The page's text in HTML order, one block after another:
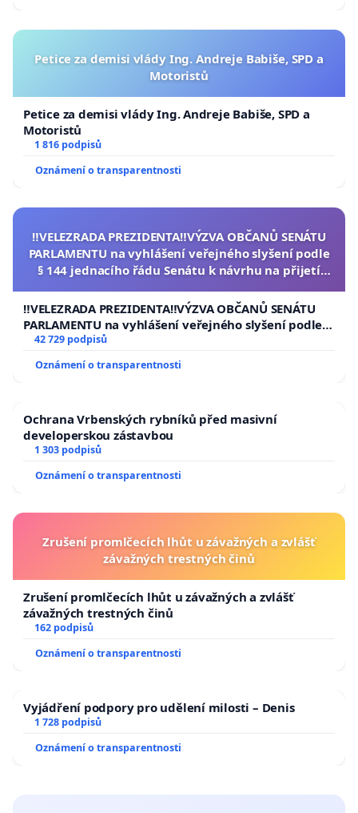
Petice za demisi vlády Ing. Andreje Babiše, SPD a
Motoristů
Petice za demisi vlády Ing. Andreje Babiše, SPD a
Motoristů
1 816 podpisů
Oznámení o transparentnosti
‼️VELEZRADA PREZIDENTA‼️VÝZVA OBČANŮ SENÁTU
PARLAMENTU na vyhlášení veřejného slyšení podle
§ 144 jednacího řádu Senátu k návrhu na přijetí
republiky
‼️VELEZRADA PREZIDENTA‼️VÝZVA OBČANŮ SENÁTU
PARLAMENTU na vyhlášení veřejného slyšení podle §
144 jednacího řádu Senátu k návrhu na přijetí
republiky
42 729 podpisů
Oznámení o transparentnosti
Ochrana Vrbenských rybníků před masivní
developerskou zástavbou
1 303 podpisů
Oznámení o transparentnosti
Zrušení promlčecích lhůt u závažných a zvlášť
závažných trestných činů
Zrušení promlčecích lhůt u závažných a zvlášť
závažných trestných činů
162 podpisů
Oznámení o transparentnosti
Vyjádření podpory pro udělení milosti – Denis
1 728 podpisů
Oznámení o transparentnosti